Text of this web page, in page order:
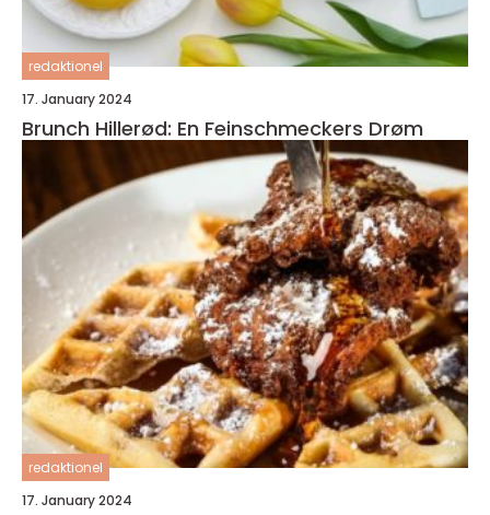
redaktionel
17. January 2024
Brunch Hillerød: En Feinschmeckers Drøm
redaktionel
17. January 2024